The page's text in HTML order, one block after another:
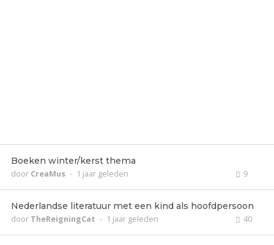
Boeken winter/kerst thema
door CreaMus - 1 jaar geleden 9
Nederlandse literatuur met een kind als hoofdpersoon
door TheReigningCat - 1 jaar geleden 40